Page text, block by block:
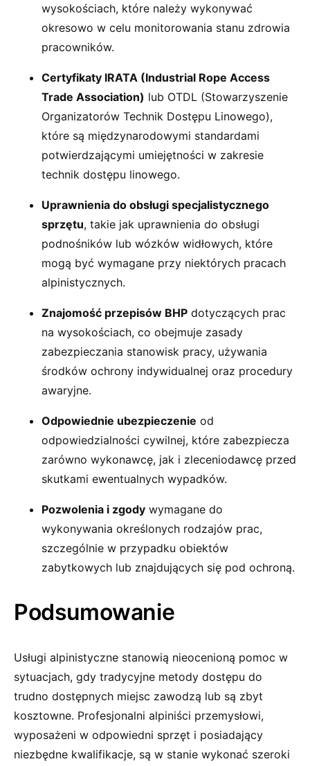
wysokościach, które należy wykonywać
okresowo w celu monitorowania stanu zdrowia
pracowników.
Certyfikaty IRATA (Industrial Rope Access
Trade Association) lub OTDL (Stowarzyszenie
Organizatorów Technik Dostępu Linowego),
które są międzynarodowymi standardami
potwierdzającymi umiejętności w zakresie
technik dostępu linowego.
Uprawnienia do obsługi specjalistycznego
sprzętu, takie jak uprawnienia do obsługi
podnośników lub wózków widłowych, które
mogą być wymagane przy niektórych pracach
alpinistycznych.
Znajomość przepisów BHP dotyczących prac
na wysokościach, co obejmuje zasady
zabezpieczania stanowisk pracy, używania
środków ochrony indywidualnej oraz procedury
awaryjne.
Odpowiednie ubezpieczenie od
odpowiedzialności cywilnej, które zabezpiecza
zarówno wykonawcę, jak i zleceniodawcę przed
skutkami ewentualnych wypadków.
Pozwolenia i zgody wymagane do
wykonywania określonych rodzajów prac,
szczególnie w przypadku obiektów
zabytkowych lub znajdujących się pod ochroną.
Podsumowanie
Usługi alpinistyczne stanowią nieocenioną pomoc w
sytuacjach, gdy tradycyjne metody dostępu do
trudno dostępnych miejsc zawodzą lub są zbyt
kosztowne. Profesjonalni alpiniści przemysłowi,
wyposażeni w odpowiedni sprzęt i posiadający
niezbędne kwalifikacje, są w stanie wykonać szeroki